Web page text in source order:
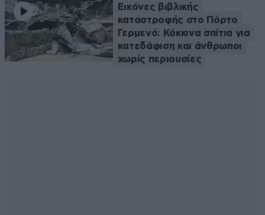
Εικόνες βιβλικής
καταστροφής στο Πόρτο
Γερμενό: Κόκκινα σπίτια για
κατεδάφιση και άνθρωποι
χωρίς περιουσίες